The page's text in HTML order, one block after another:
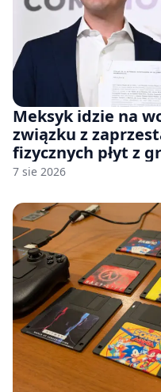
Meksyk idzie na
związku z
fizycznych płyt z
7 sie 2026